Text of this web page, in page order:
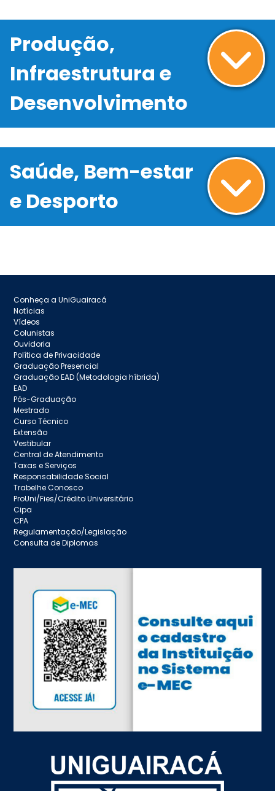
Produção,
Infraestrutura e
Desenvolvimento
Saúde, Bem-estar
e Desporto
Conheça a UniGuairacá
Notícias
Vídeos
Colunistas
Ouvidoria
Política de Privacidade
Graduação Presencial
Graduação EAD (Metodologia híbrida)
EAD
Pós-Graduação
Mestrado
Curso Técnico
Extensão
Vestibular
Central de Atendimento
Taxas e Serviços
Responsabilidade Social
Trabelhe Conosco
ProUni/Fies/Crédito Universitário
Cipa
CPA
Regulamentação/Legislação
Consulta de Diplomas